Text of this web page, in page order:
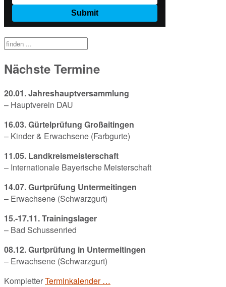
Nächste Termine
20.01. Jahreshauptversammlung
– Hauptverein DAU
16.03. Gürtelprüfung Großaitingen
– Kinder & Erwachsene (Farbgurte)
11.05. Landkreismeisterschaft
– Internationale Bayerische Meisterschaft
14.07. Gurtprüfung Untermeitingen
– Erwachsene (Schwarzgurt)
15.-17.11. Trainingslager
– Bad Schussenried
08.12. Gurtprüfung in Untermeitingen
– Erwachsene (Schwarzgurt)
KompletterTerminkalender …